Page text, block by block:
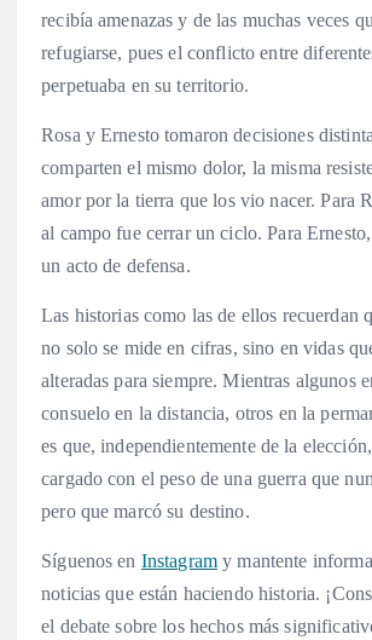
recibía amenazas y de las muchas veces
refugiarse, pues el conflicto entre
perpetuaba en su territorio.
Rosa y Ernesto tomaron decisiones
comparten el mismo dolor, la misma
amor por la tierra que los vio nacer. Para
al campo fue cerrar un ciclo. Para
un acto de defensa.
Las historias como las de ellos recuerdan
no solo se mide en cifras, sino en vidas
alteradas para siempre. Mientras algunos
consuelo en la distancia, otros en la
es que, independientemente de la
cargado con el peso de una guerra que
pero que marcó su destino.
Síguenos en Instagram y mantente
noticias que están haciendo historia.
el debate sobre los hechos más